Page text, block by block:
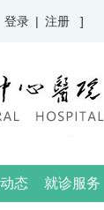
录 | 注册 ]
态 就诊服务